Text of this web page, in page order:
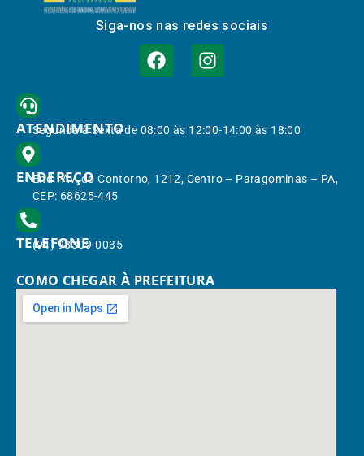
Siga-nos nas redes sociais
ATENDIMENTO
Segunda à Sexta de 08:00 às 12:00-14:00 às 18:00
ENDEREÇO
End.: Av. do Contorno, 1212, Centro – Paragominas – PA,
CEP: 68625-445
TELEFONE
(91) 98309-0035
COMO CHEGAR À PREFEITURA